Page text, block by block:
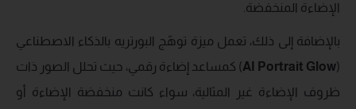
الإضاءة المنخفضة.
بالإضافة إلى ذلك، تعمل ميزة توهّج البورتريه بالذكاء الاصطناعي
(
AI Portrait Glow) كمساعد إضاءة رقمي، حيث تحلل الصور ذات
ظروف الإضاءة غير المثالية، سواء كانت منخفضة الإضاءة أو